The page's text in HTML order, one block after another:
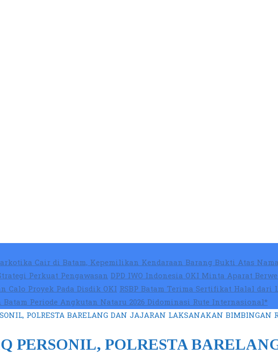
Cair di Batam, Kepemilikan Kendaraan Barang Bukti Atas
Perkuat PengawasanDPD IWO Indonesia OKI Minta Aparat
Calo Proyek Pada Disdik OKIRSBP Batam Terima Sertifikat Halal
Periode Angkutan Nataru 2026 Didominasi Rute Internasional*
POLRESTA BARELANG DAN JAJARAN LAKSANAKAN BIMBINGAN
PERSONIL, POLRESTA